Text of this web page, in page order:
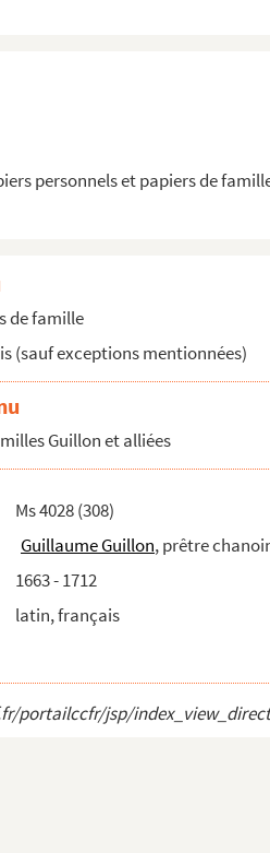
personnels et papiers de
Moureau
Vasselet, puis de Philib...
de Suzanne Bo...
Trouillet
fils d'Hugues Guillon
de Claude Buchot
de famille
(sauf exceptions mentionnées)
Guillon et alliées
Ms 4028 (308)
Guillaume Guillon, prêtre
1663 - 1712
latin, français
portailccfr/jsp/